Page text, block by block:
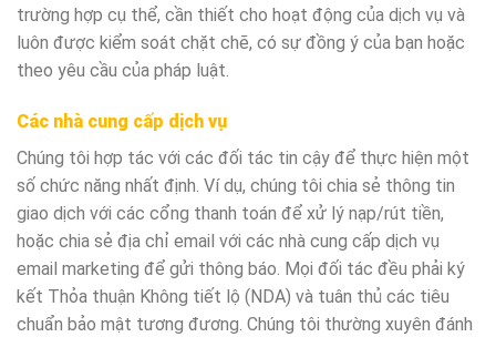
trường hợp cụ thể, cần thiết cho hoạt động của dịch vụ và
luôn được kiểm soát chặt chẽ, có sự đồng ý của bạn hoặc
theo yêu cầu của pháp luật.
Các nhà cung cấp dịch vụ
Chúng tôi hợp tác với các đối tác tin cậy để thực hiện một
số chức năng nhất định. Ví dụ, chúng tôi chia sẻ thông tin
giao dịch với các cổng thanh toán để xử lý nạp/rút tiền,
hoặc chia sẻ địa chỉ email với các nhà cung cấp dịch vụ
email marketing để gửi thông báo. Mọi đối tác đều phải ký
kết Thỏa thuận Không tiết lộ (NDA) và tuân thủ các tiêu
chuẩn bảo mật tương đương. Chúng tôi thường xuyên đánh